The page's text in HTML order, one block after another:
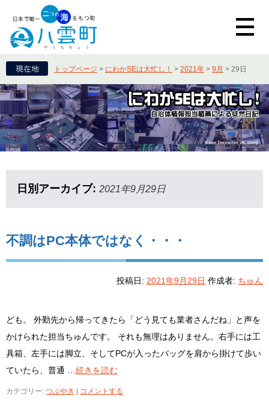
トップページ > にわかSEは大忙し！ > 2021年 > 9月 > 29日
日別アーカイブ: 2021年9月29日
不調はPC本体ではなく・・・
投稿日: 2021年9月29日 作成者: ちゅん
ども。 外勤先から帰ってきたら「どう見ても業者さんだね」と声を
かけられた担当ちゅんです。 それも無理はありません。右手には工
具箱、左手には脚立、そしてPCが入ったバッグを肩から掛けて歩い
ていたら、普通 … 続きを読む
カテゴリー: つぶやき コメントする